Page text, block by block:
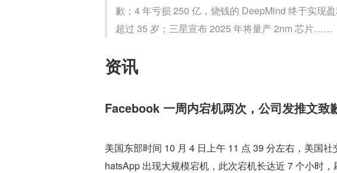
歉；4 年亏损 250 亿，烧钱的 DeepMind 终于实现
超过 35 岁；三星宣布 2025 年将量产 2nm 芯片……
资讯
Facebook 一周内宕机两次，公司发推文致
美国东部时间 10 月 4 日上午 11 点 39 分左右，美国
hatsApp 出现大规模宕机，此次宕机长达近 7 个小时